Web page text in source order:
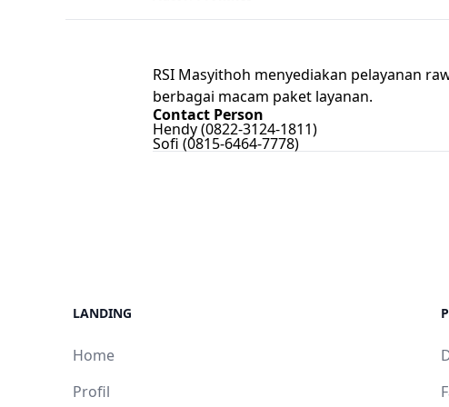
RSI Masyithoh menyediakan pelayanan
berbagai macam paket layanan.
Contact Person
Hendy (0822-3124-1811)
Sofi (0815-6464-7778)
LANDING
Home
Profil